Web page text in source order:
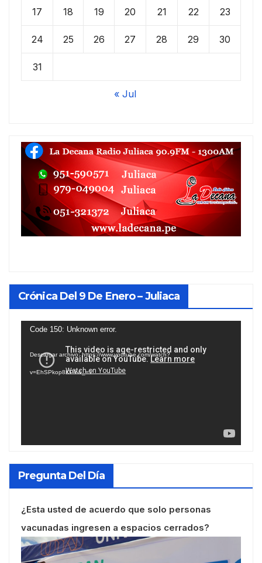
17 18 19 20 21 22 23
24 25 26 27 28 29 30
31
« Jul
Crónica Del 9 De Enero – Juliaca
Reproductor
vídeo
Code 150: Unknown error.
Descargar archivo: https://www.youtube.com/watch?
v=EhSPkop8KPY&_=1
Pregunta Del Día
¿Esta usted de acuerdo que solo personas
vacunadas ingresen a espacios cerrados?